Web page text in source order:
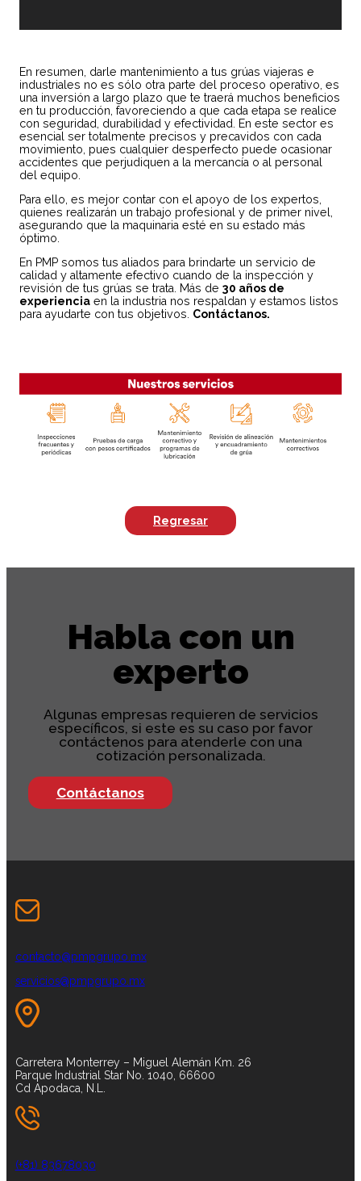
En resumen, darle mantenimiento a tus grúas viajeras e
industriales no es sólo otra parte del proceso operativo, es
una inversión a largo plazo que te traerá muchos beneficios
en tu producción, favoreciendo a que cada etapa se realice
con seguridad, durabilidad y efectividad. En este sector es
esencial ser totalmente precisos y precavidos con cada
movimiento, pues cualquier desperfecto puede ocasionar
accidentes que perjudiquen a la mercancía o al personal
del equipo.
Para ello, es mejor contar con el apoyo de los expertos,
quienes realizarán un trabajo profesional y de primer nivel,
asegurando que la maquinaria esté en su estado más
óptimo.
En PMP somos tus aliados para brindarte un servicio de
calidad y altamente efectivo cuando de la inspección y
revisión de tus grúas se trata. Más de 30 años de
experiencia en la industria nos respaldan y estamos listos
para ayudarte con tus objetivos. Contáctanos.
Regresar
Habla con un
experto
Algunas empresas requieren de servicios
específicos, si este es su caso por favor
contáctenos para atenderle con una
cotización personalizada.
Contáctanos
contacto@pmpgrupo.mx
servicios@pmpgrupo.mx
Carretera Monterrey – Miguel Alemán Km. 26
Parque Industrial Star No. 1040, 66600
Cd Apodaca, N.L.
(+81) 83678030